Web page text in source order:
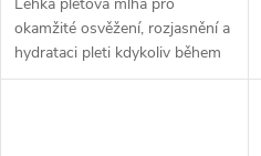
okamžité osvěžení, rozjasnění a
hydrataci pleti kdykoliv během
dne 💧✨